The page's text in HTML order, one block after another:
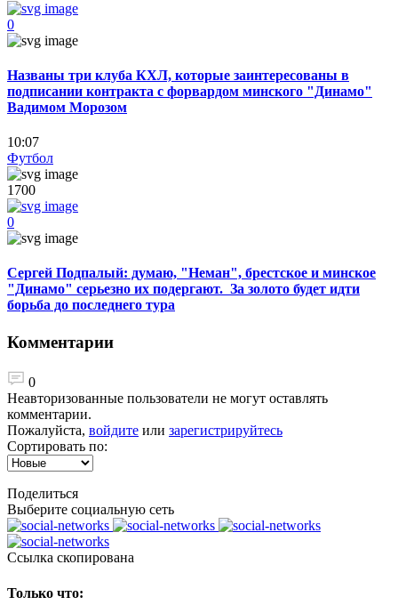
0
Названы три клуба КХЛ, которые заинтересованы в
подписании контракта с форвардом минского "Динамо"
Вадимом Морозом
10:07
Футбол
1700
0
Сергей Подпалый: думаю, "Неман", брестское и минское
"Динамо" серьезно их подергают. За золото будет идти
борьба до последнего тура
Комментарии
0
Неавторизованные пользователи не могут оставлять
комментарии.
Пожалуйста, войдите или зарегистрируйтесь
Сортировать по:
Поделиться
Выберите социальную сеть
Ccылка скопирована
Только что: